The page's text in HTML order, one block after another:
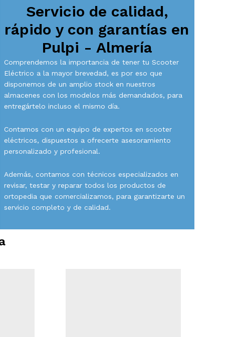
Servicio de calidad,
rápido y con garantías en
Pulpi - Almería
Comprendemos la importancia de tener tu Scooter
Eléctrico a la mayor brevedad, es por eso que
disponemos de un amplio stock en nuestros
almacenes con los modelos más demandados, para
entregártelo incluso el mismo día.
Contamos con un equipo de expertos en scooter
eléctricos, dispuestos a ofrecerte asesoramiento
personalizado y profesional.
Además, contamos con técnicos especializados en
revisar, testar y reparar todos los productos de
ortopedia que comercializamos, para garantizarte un
servicio completo y de calidad.